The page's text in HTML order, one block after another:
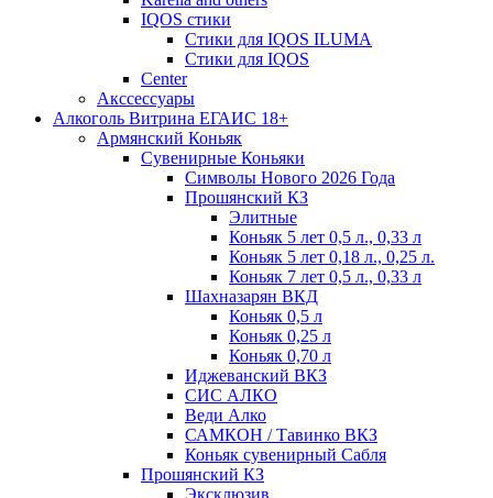
IQOS стики
Стики для IQOS ILUMA
Стики для IQOS
Сenter
Акссессуары
Алкоголь Витрина ЕГАИС 18+
Армянский Коньяк
Сувенирные Коньяки
Символы Нового 2026 Года
Прошянский КЗ
Элитные
Коньяк 5 лет 0,5 л., 0,33 л
Коньяк 5 лет 0,18 л., 0,25 л.
Коньяк 7 лет 0,5 л., 0,33 л
Шахназарян ВКД
Коньяк 0,5 л
Коньяк 0,25 л
Коньяк 0,70 л
Иджеванский ВКЗ
СИС АЛКО
Веди Алко
САМКОН / Тавинко ВКЗ
Коньяк сувенирный Сабля
Прошянский КЗ
Эксклюзив